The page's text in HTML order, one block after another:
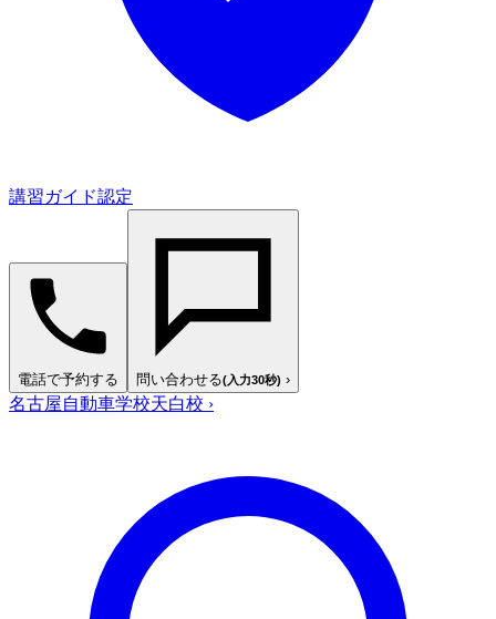
講習ガイド認定
電話で予約する 問い合わせる(入力30秒) ›
名古屋自動車学校天白校 ›